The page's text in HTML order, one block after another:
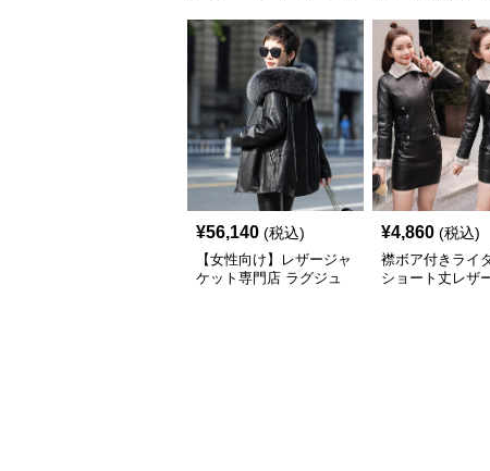
¥56,140 (税込)
【女性向け】レザージャ
ケット専門店 ラグジュ
¥4,860 (税込)
襟ボア付きライ
ショート丈レザ